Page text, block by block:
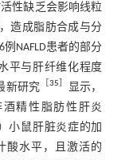
性缺乏会影响线粒
造成脂肪合成与分
例NAFLD患者的部分
平与肝纤维化程度
新研究 ［35］
显示，
酒精性脂肪性肝炎
）小鼠肝脏炎症的加
酸水平，且激活的